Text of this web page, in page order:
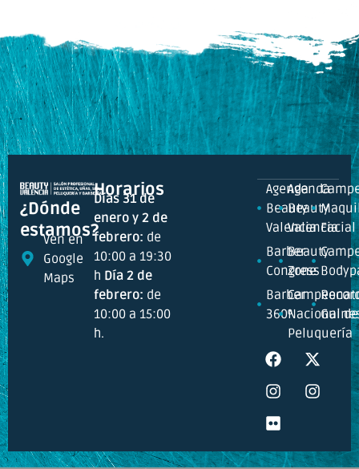
¿Dónde
estamos?
Ven en
Google
Maps
Horarios
Días 31 de
enero y 2 de
febrero: de
10:00 a 19:30
h Día 2 de
febrero: de
10:00 a 15:00
h.
Agenda
Beauty
Valencia
Barber
Congress
Barber
360º
Agenda
Beauty
Valencia
Beauty
Zone
Nacional de
Peluquería
Facial